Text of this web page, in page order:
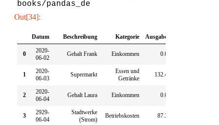
Out[34]:
Datum Beschreibung Kategorie Ausgaben
0
2020-
06-02
Gehalt Frank Einkommen 0.00
1
2020-
06-03
Supermarkt
Essen und
Getränke
132.40
2
2020-
06-04
Gehalt Laura Einkommen 0.00
3
2929-
06-04
Stadtwerke
(Strom)
Betriebskosten 87.34